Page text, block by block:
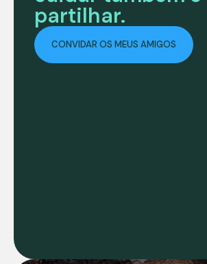
partilhar.
CONVIDAR OS MEUS AMIGOS